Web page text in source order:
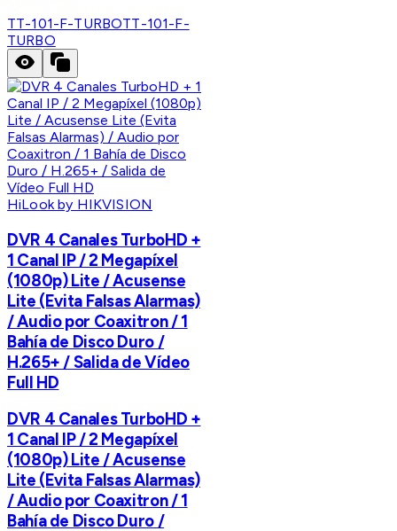
TT-101-F-TURBOTT-101-F-
TURBO
HiLook by HIKVISION
DVR 4 Canales TurboHD +
1 Canal IP / 2 Megapíxel
(1080p) Lite / Acusense
Lite (Evita Falsas Alarmas)
/ Audio por Coaxitron / 1
Bahía de Disco Duro /
H.265+ / Salida de Vídeo
Full HD
DVR 4 Canales TurboHD +
1 Canal IP / 2 Megapíxel
(1080p) Lite / Acusense
Lite (Evita Falsas Alarmas)
/ Audio por Coaxitron / 1
Bahía de Disco Duro /